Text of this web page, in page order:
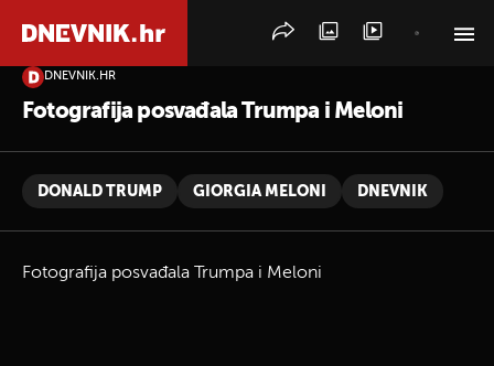
DNEVNIK.HR
Fotografija posvađala Trumpa i Meloni
DONALD TRUMP GIORGIA MELONI DNEVNIK
Fotografija posvađala Trumpa i Meloni
PRETRAŽITE VIJESTI